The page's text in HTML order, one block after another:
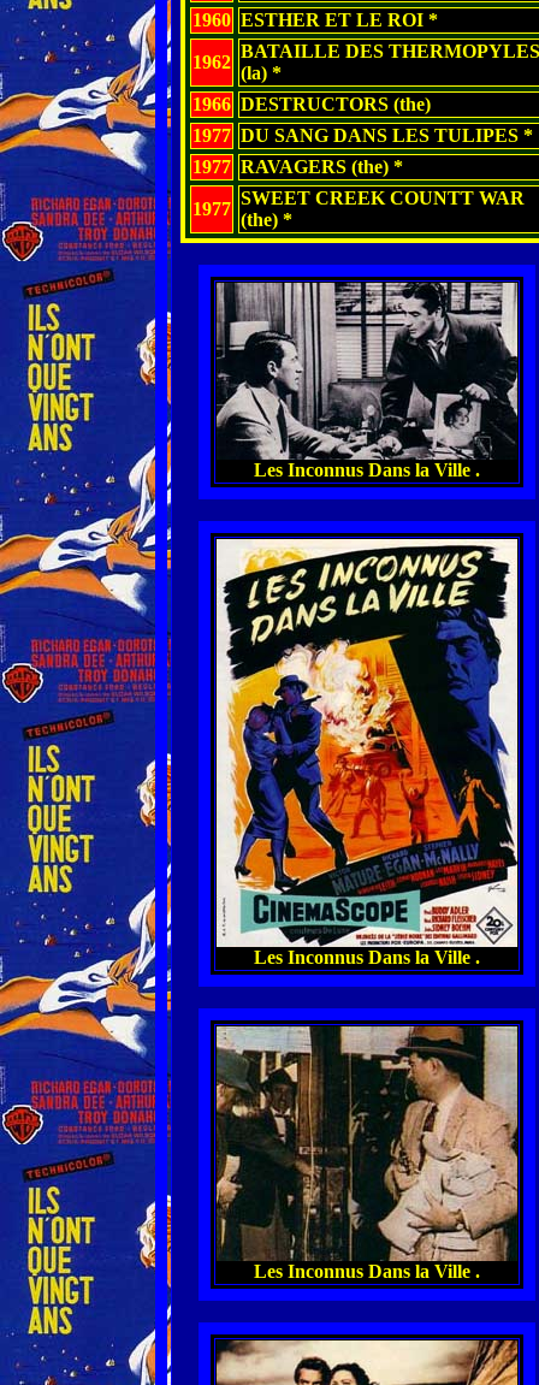
1960 ESTHER ET LE ROI *
1962
BATAILLE DES THERMOPYLES
(la) *
1966 DESTRUCTORS (the)
1977 DU SANG DANS LES TULIPES *
1977 RAVAGERS (the) *
1977
SWEET CREEK COUNTT WAR
(the) *
Les Inconnus Dans la Ville .
Les Inconnus Dans la Ville .
Les Inconnus Dans la Ville .